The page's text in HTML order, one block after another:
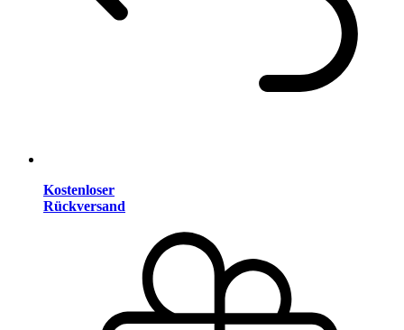
Kostenloser
Rückversand